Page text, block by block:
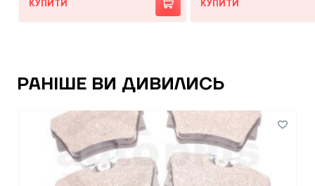
КУПИТИ КУПИТИ
РАНІШЕ ВИ ДИВИЛИСЬ